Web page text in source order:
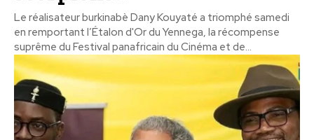
Le réalisateur burkinabè Dany Kouyaté a triomphé samedi
en remportant l’Étalon d'Or du Yennega, la récompense
suprême du Festival panafricain du Cinéma et de...